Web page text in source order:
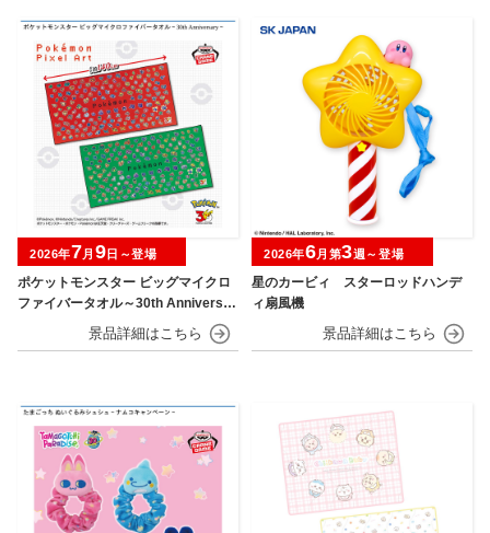
ポケットモンスター ビッグマイクロ
ファイバータオル～30th Anniversar
2026年7月 9日～登場
星のカービィ スターロッドハンデ
ィ扇風機
2026年6月第3週～登場